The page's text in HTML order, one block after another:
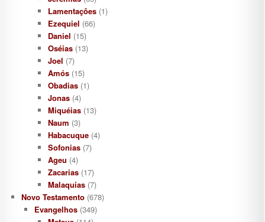
Lamentaçôes(1)
Ezequiel (66)
Daniel (15)
Oséias(13)
Joel (7)
Amós(15)
Obadias(1)
Jonas(4)
Miquéias(13)
Naum (3)
Habacuque(4)
Sofonias(7)
Ageu (4)
Zacarias(17)
Malaquias(7)
Novo Testamento(678)
Evangelhos (349)